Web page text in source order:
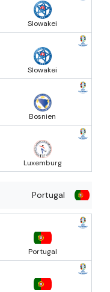
Slowakei
Slowakei
Bosnien
Luxemburg
Portugal
Portugal